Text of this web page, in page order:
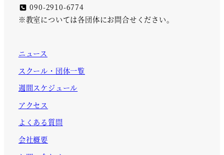
090-2910-6774
※教室については各団体にお問合せください。
ニュース
スクール・団体一覧
週間スケジュール
アクセス
よくある質問
会社概要